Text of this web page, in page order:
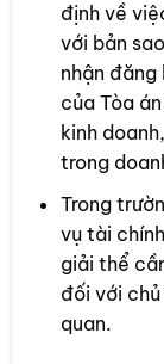
định về
với bản
nhận
của Tòa
kinh
trong
Trong
vụ tài
giải thể
đối với
quan.